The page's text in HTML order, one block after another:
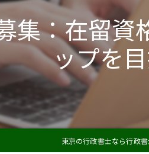
集：在留資
ップを
東京の行政書士なら行政